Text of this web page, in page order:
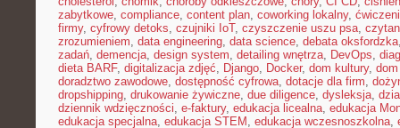
zabytkowe, compliance, content plan, coworking lokalny,
firmy, cyfrowy detoks, czujniki IoT, czyszczenie uszu psa,
zrozumieniem, data engineering, data science, debata oksfordzka
zadań, demencja, design system, detailing wnętrza, DevOps,
dieta BARF, digitalizacja zdjęć, Django, Docker, dom kultury,
doradztwo zawodowe, dostępność cyfrowa, dotacje dla firm,
dropshipping, drukowanie żywiczne, due diligence, dysleksja,
dziennik wdzięczności, e-faktury, edukacja licealna, edukacja
edukacja specjalna, edukacja STEM , edukacja wczesnoszkolna,